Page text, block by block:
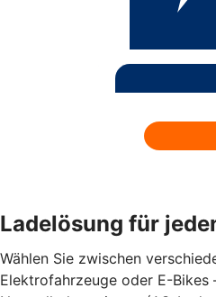
Ladelösung für
Wählen Sie zwischen
Elektrofahrzeuge oder E-Bikes